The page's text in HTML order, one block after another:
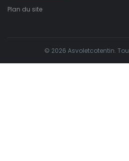
Plan du site
© 2026 Asvoletcotentin.